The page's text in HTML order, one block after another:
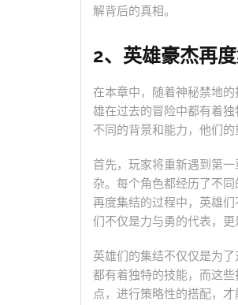
解背后的真相。
2、英雄豪杰再
在本章中，随着神秘禁地
雄在过去的冒险中都有着
不同的背景和能力，他们
首先，玩家将重新遇到第
杂。每个角色都经历了不
再度集结的过程中，英雄
们不仅是力与勇的代表，更
英雄们的集结不仅仅是为
都有着独特的技能，而这
点，进行策略性的搭配，